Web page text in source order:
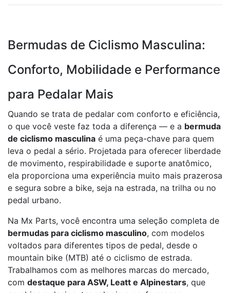
Bermudas de Ciclismo Masculina:
Conforto, Mobilidade e Performance
para Pedalar Mais
Quando se trata de pedalar com conforto e eficiência,
o que você veste faz toda a diferença — e a bermuda
de ciclismo masculina é uma peça-chave para quem
leva o pedal a sério. Projetada para oferecer liberdade
de movimento, respirabilidade e suporte anatômico,
ela proporciona uma experiência muito mais prazerosa
e segura sobre a bike, seja na estrada, na trilha ou no
pedal urbano.
Na Mx Parts, você encontra uma seleção completa de
bermudas para ciclismo masculino, com modelos
voltados para diferentes tipos de pedal, desde o
mountain bike (MTB) até o ciclismo de estrada.
Trabalhamos com as melhores marcas do mercado,
com destaque para ASW, Leatt e Alpinestars, que